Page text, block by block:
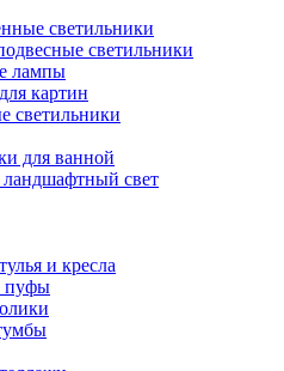
светильники
светильники
лампы
картин
светильники
для ванной
свет
и кресла
пуфы